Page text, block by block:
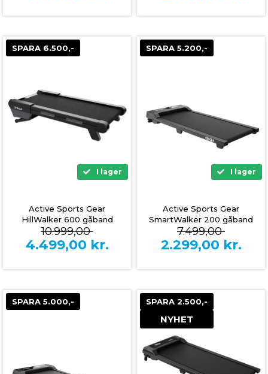
SPARA 6.500,-
I lager
Active Sports Gear
HillWalker 600 gåband
10.999,00
4.499,00 kr.
SPARA 5.200,-
I lager
Active Sports Gear
SmartWalker 200 gåband
7.499,00
2.299,00 kr.
SPARA 5.000,- SPARA 2.500,-
NYHET